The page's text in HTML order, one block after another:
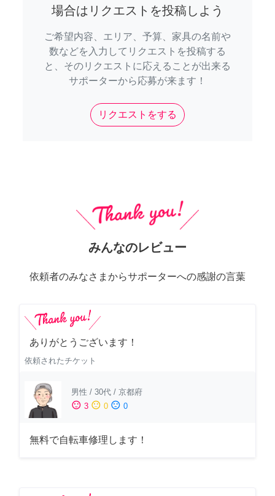
場合はリクエストを投稿しよう
ご希望内容、エリア、予算、家具の名前や
数などを入力してリクエストを投稿する
と、そのリクエストに応えることが出来る
サポーターから応募が来ます！
リクエストをする
みんなのレビュー
依頼者のみなさまからサポーターへの感謝の言葉
ありがとうございます！
依頼されたチケット
男性 / 30代 / 京都府
sentiment_satisfied 3 sentiment_neutral 0 sentiment_dissatisfied 0
無料で自転車修理します！